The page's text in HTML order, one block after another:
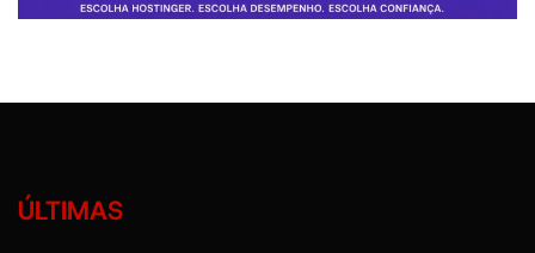
ÚLTIMAS